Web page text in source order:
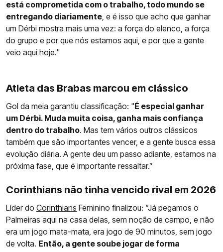
está comprometida com o trabalho, todo mundo se
entregando diariamente , e é isso que acho que ganhar
um Dérbi mostra mais uma vez: a força do elenco, a força
do grupo e por que nós estamos aqui, e por que a gente
veio aqui hoje."
Atleta das Brabas marcou em clássico
Gol da meia garantiu classificação: "É especial ganhar
um Dérbi. Muda muita coisa, ganha mais confiança
dentro do trabalho. Mas tem vários outros clássicos
também que são importantes vencer, e a gente busca essa
evolução diária. A gente deu um passo adiante, estamos na
próxima fase, que é importante ressaltar.”
Corinthians não tinha vencido rival em 2026
Líder do Corinthians Feminino finalizou: “Já pegamos o
Palmeiras aqui na casa delas, sem noção de campo, e não
era um jogo mata-mata, era jogo de 90 minutos, sem jogo
de volta. Então, a gente soube jogar de forma